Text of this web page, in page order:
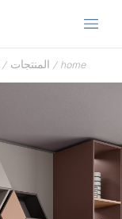
home
/ المنتجات /